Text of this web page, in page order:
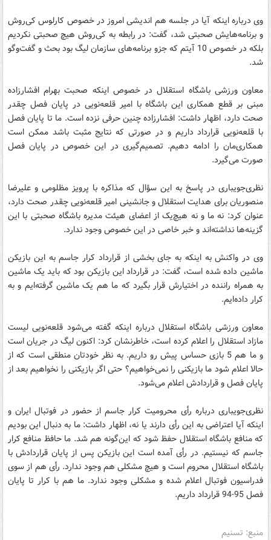
وی درباره اینکه آیا در جلسه هم اندیشی امروز در خصوص کارلوس کی‌روش
و برنامه‌هایش صحبتی شد، گفت: در رابطه به کی‌روش هیچ صحبتی نکردیم
بلکه در خصوص 10 آیتم که جزو برنامه‌های سازمان لیگ بود بحث و گفت‌وگو
شد.
معاون ورزشی باشگاه استقلال در خصوص اینکه صحبت بهرام افشارزاده
مبنی بر قطع همکاری این باشگاه با امیر قلعه‌نویی در پایان فصل چقدر
صحت دارد، اظهار داشت: افشارزاده چنین حرفی نزده است. ما تا پایان فصل
با قلعه‌نویی قرارداد داریم و در صورتی که نتایج مثبت باشد ممکن است
همکاری‌مان را ادامه دهیم. تصمیم‌گیری در این خصوص در پایان فصل
صورت می‌گیرد.
نظری‌جویباری در پاسخ به این سؤال که مذاکره با پرویز مظلومی و علیرضا
منصوریان برای هدایت استقلال و جانشینی امیر قلعه‌نویی چقدر صحت دارد،
عنوان کرد: نه ما و نه هیچ‌یک از اعضای هیئت مدیره باشگاه صحبتی با این
گزینه‌ها نداشته‌اند و خبر خاصی در این خصوص وجود ندارد.
وی در واکنش به اینکه به جای بخشی از قرارداد کرار جاسم به این بازیکن
ماشین داده شده است، گفت: در قرارداد این بازیکن بود که باید یک ماشین
به همراه راننده در اختیارش قرار بگیرد که ما هم یک ماشین گرفته‌ایم و به
کرار داده‌ایم.
معاون ورزشی باشگاه استقلال درباره اینکه گفته می‌شود قلعه‌نویی لیست
مازاد استقلال را اعلام کرده است، خاطرنشان کرد: اکنون لیگ در جریان است
و ما هم 5 بازی حساس پیش رو داریم. به نظر خودتان منطقی است که از
حالا اعلام شود ما بازیکنی را نمی‌خواهیم؟ حتی اگر بازیکنی را نخواهیم بعد از
پایان فصل و قراردادش اعلام می‌شود.
نظری‌جویباری درباره رأی محرومیت کرار جاسم از حضور در فوتبال ایران و
اینکه آیا اعتراضی به این رأی دارند یا نه، اظهار داشت: ما به دنبال این بودیم
که منافع باشگاه استقلال حفظ شود که این‌گونه هم شد. ما حافظ منافع کرار
جاسم که نیستیم. در رأی آمده است این بازیکن پس از پایان قراردادش با
باشگاه استقلال محروم است و هیچ مشکلی هم وجود ندارد. رأی هم از سوی
فدراسیون فوتبال اعلام شده و مشکلی وجود ندارد. ما هم با کرار تا پایان
فصل 95-94 قرارداد داریم.
منبع: تسنیم